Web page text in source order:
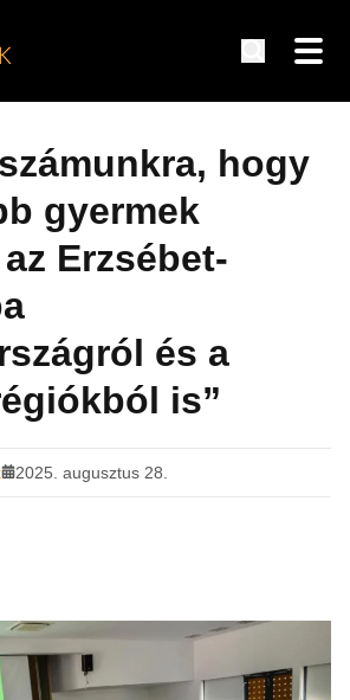
hogy
gyermek
Erzsébet-
és a
is”
2025. augusztus 28.